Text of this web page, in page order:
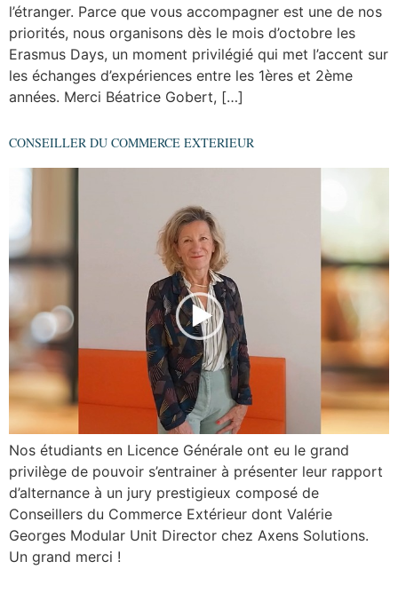
l’étranger. Parce que vous accompagner est une de nos
priorités, nous organisons dès le mois d’octobre les
Erasmus Days, un moment privilégié qui met l’accent sur
les échanges d’expériences entre les 1ères et 2ème
années. Merci Béatrice Gobert, […]
CONSEILLER DU COMMERCE EXTERIEUR
Nos étudiants en Licence Générale ont eu le grand
privilège de pouvoir s’entrainer à présenter leur rapport
d’alternance à un jury prestigieux composé de
Conseillers du Commerce Extérieur dont Valérie
Georges Modular Unit Director chez Axens Solutions.
Un grand merci !